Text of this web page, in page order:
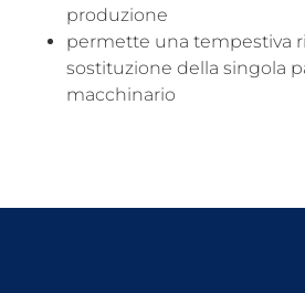
produzione
permette una tempestiva
sostituzione della singola
macchinario